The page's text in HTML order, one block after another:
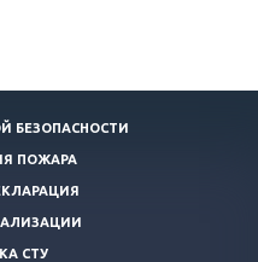
БЕЗОПАСНОСТИ
ПОЖАРА
СТУ